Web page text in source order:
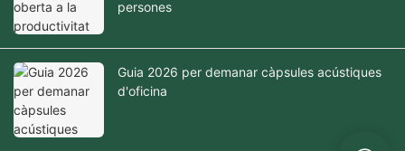
persones
Guia 2026 per demanar càpsules acústiques
d'oficina